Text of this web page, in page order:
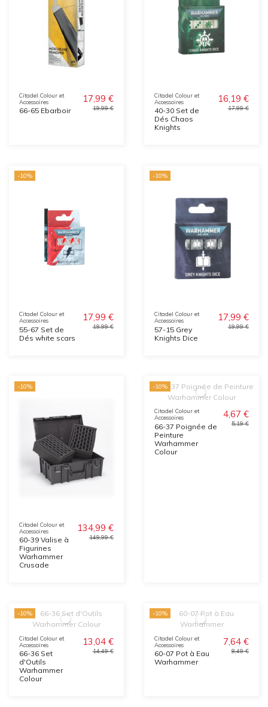
Citadel Colour et
Accessoires
66-65 Ebarboir
17,99 €
19,99 €
Citadel Colour et
Accessoires
40-30 Set de
Dés Chaos
Knights
16,19 €
17,99 €
-10%
Citadel Colour et
Accessoires
55-67 Set de
Dés white scars
17,99 €
19,99 €
-10%
Citadel Colour et
Accessoires
57-15 Grey
Knights Dice
17,99 €
19,99 €
-10%
Citadel Colour et
Accessoires
60-39 Valise à
Figurines
Warhammer
Crusade
134,99 €
149,99 €
-10%
Citadel Colour et
Accessoires
66-37 Poignée de
Peinture
Warhammer
Colour
4,67 €
5,19 €
-10%
Citadel Colour et
Accessoires
66-36 Set
d'Outils
Warhammer
Colour
13,04 €
14,49 €
-10%
Citadel Colour et
Accessoires
60-07 Pot à Eau
Warhammer
7,64 €
8,49 €